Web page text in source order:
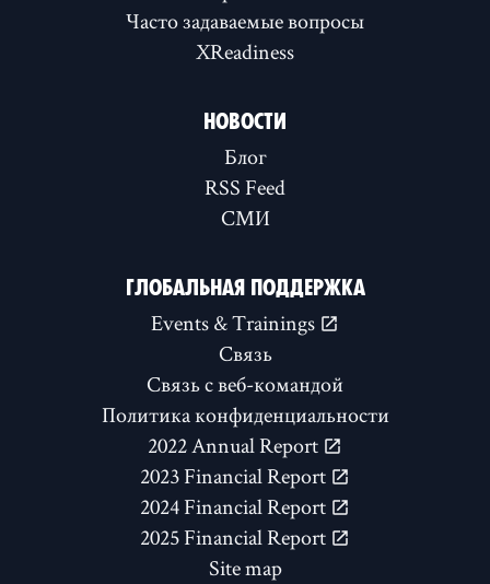
Часто задаваемые вопросы
XReadiness
НОВОСТИ
Блог
RSS Feed
СМИ
ГЛОБАЛЬНАЯ ПОДДЕРЖКА
Events & Trainings
Связь
Связь с веб-командой
Политика конфиденциальности
2022 Annual Report
2023 Financial Report
2024 Financial Report
2025 Financial Report
Site map